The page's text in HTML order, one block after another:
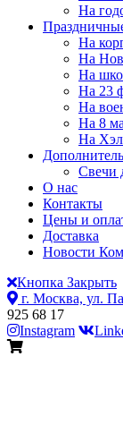
На
На
На
На
На 23
На
На 8
На
Свечи
О нас
Контакты
Цены и
Доставка
Новости
Кнопка Закрыть
г. Москва, ул.
925 68 17
Instagram